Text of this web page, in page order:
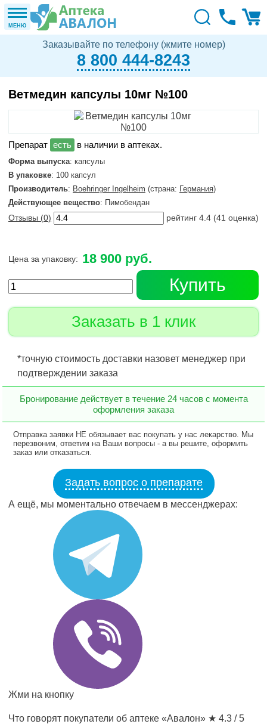
МЕНЮ
Заказывайте по телефону (жмите номер)
8 800 444-8243
Ветмедин капсулы 10мг №100
в наличии в аптеках.
Форма выпуска: капсулы
В упаковке: 100 капсул
Производитель: Boehringer Ingelheim (страна: Германия)
Действующее вещество: Пимобендан
Отзывы (0) рейтинг 4.4 (41 оценка)
Цена за упаковку: 18 900 руб.
Купить
Заказать в 1 клик
*точную стоимость доставки назовет менеджер при
подтверждении заказа
Бронирование действует в течение 24 часов с момента
оформления заказа
Отправка заявки НЕ обязывает вас покупать у нас лекарство. Мы
перезвоним, ответим на Ваши вопросы - а вы решите, оформить
заказ или отказаться.
Задать вопрос о препарате
А ещё, мы моментально отвечаем в мессенджерах:
Жми на кнопку
Что говорят покупатели об аптеке «Авалон» ★ 4.3 / 5